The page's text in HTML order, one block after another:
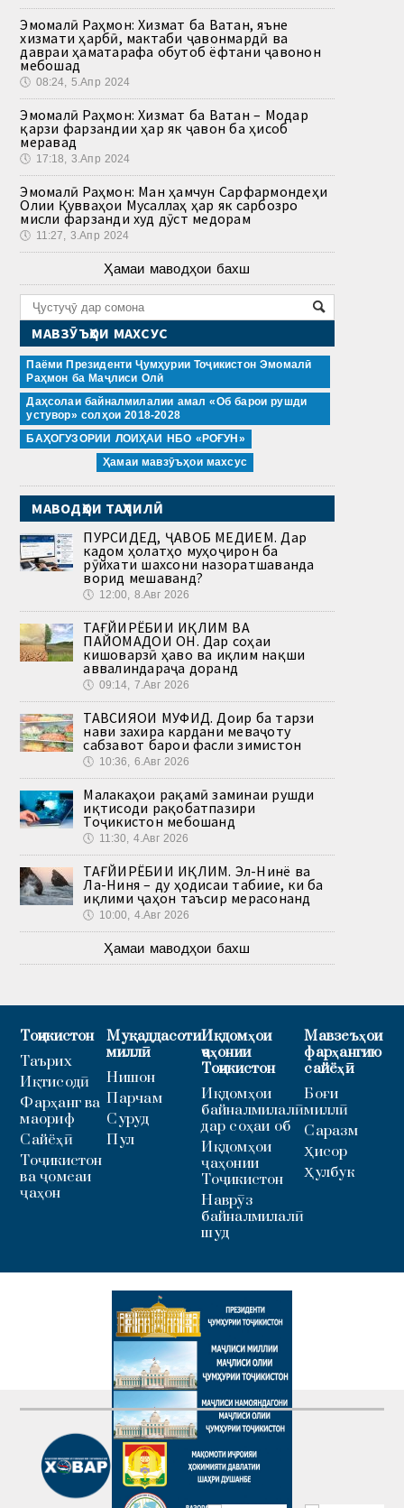
Эмомалӣ Раҳмон: Хизмат ба Ватан, яъне
хизмати ҳарбӣ, мактаби ҷавонмардӣ ва
давраи ҳаматарафа обутоб ёфтани ҷавонон
мебошад
🕔 08:24, 5.Апр 2024
Эмомалӣ Раҳмон: Хизмат ба Ватан – Модар
қарзи фарзандии ҳар як ҷавон ба ҳисоб
меравад
🕔 17:18, 3.Апр 2024
Эмомалӣ Раҳмон: Ман ҳамчун Сарфармондеҳи
Олии Қувваҳои Мусаллаҳ ҳар як сарбозро
мисли фарзанди худ дӯст медорам
🕔 11:27, 3.Апр 2024
Ҳамаи маводҳои бахш
МАВЗӮЪҲОИ МАХСУС
Паёми Президенти Ҷумҳурии Тоҷикистон Эмомалӣ
Раҳмон ба Маҷлиси Олӣ
Даҳсолаи байналмилалии амал «Об барои рушди
устувор» солҳои 2018-2028
БАҲОГУЗОРИИ ЛОИҲАИ НБО «РОҒУН»
Ҳамаи мавзӯъҳои махсус
МАВОДҲОИ ТАҲЛИЛӢ
ПУРСИДЕД, ҶАВОБ МЕДИҲЕМ. Дар
кадом ҳолатҳо муҳоҷирон ба
рӯйхати шахсони назоратшаванда
ворид мешаванд?
🕔 12:00, 8.Авг 2026
ТАҒЙИРЁБИИ ИҚЛИМ ВА
ПАЙОМАДҲОИ ОН. Дар соҳаи
кишоварзӣ ҳаво ва иқлим нақши
аввалиндараҷа доранд
🕔 09:14, 7.Авг 2026
ТАВСИЯҲОИ МУФИД. Доир ба тарзи
нави захира кардани меваҷоту
сабзавот барои фасли зимистон
🕔 10:36, 6.Авг 2026
Малакаҳои рақамӣ заминаи рушди
иқтисоди рақобатпазири
Тоҷикистон мебошанд
🕔 11:30, 4.Авг 2026
ТАҒЙИРЁБИИ ИҚЛИМ. Эл-Нинё ва
Ла-Ниня – ду ҳодисаи табиие, ки ба
иқлими ҷаҳон таъсир мерасонанд
🕔 10:00, 4.Авг 2026
Ҳамаи маводҳои бахш
Тоҷикистон
Таърих
Иқтисодӣ
Фарҳанг ва
маориф
Сайёҳӣ
Тоҷикистон
ва ҷомеаи
ҷаҳон
Муқаддасоти
миллӣ
Нишон
Парчам
Суруд
Пул
Иқдомҳои
ҷаҳонии
Тоҷикистон
Иқдомҳои
байналмилалӣ
дар соҳаи об
Иқдомҳои
ҷаҳонии
Тоҷикистон
Наврӯз
байналмилалӣ
шуд
Мавзеъҳои
фарҳангию
сайёҳӣ
Боғи
миллӣ
Саразм
Ҳисор
Ҳулбук